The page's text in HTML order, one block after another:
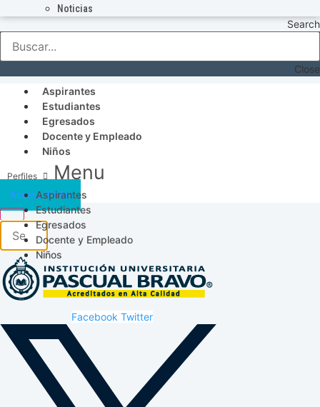
Noticias
Search
Close
Aspirantes
Estudiantes
Egresados
Docente y Empleado
Niños
Menu
Aspirantes
Estudiantes
Egresados
Docente y Empleado
Niños
Acceso SICAU
Facebook Twitter